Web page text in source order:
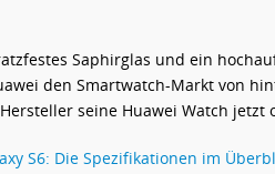
Saphirglas und ein
den Smartwatch-Markt von
seine Huawei Watch jetzt
S6: Die Spezifikationen im